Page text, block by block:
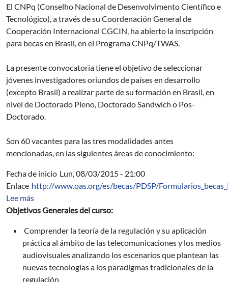
El CNPq (Conselho Nacional de Desenvolvimento Científico e
Tecnológico), a través de su Coordenación General de
Cooperación Internacional CGCIN, ha abierto la inscripción
para becas en Brasil, en el Programa CNPq/TWAS.
La presente convocatoria tiene el objetivo de seleccionar
jóvenes investigadores oriundos de países en desarrollo
(excepto Brasil) a realizar parte de su formación en Brasil, en
nivel de Doctorado Pleno, Doctorado Sandwich o Pos-
Doctorado.
Son 60 vacantes para las tres modalidades antes
mencionadas, en las siguientes áreas de conocimiento:
Fecha de inicio Lun, 08/03/2015 - 21:00
Enlace http://www.oas.org/es/becas/PDSP/
Lee mássobre Regulación de las Telecomunicaciones y Medios
Objetivos Generales del curso:
Comprender la teoría de la regulación y su aplicación
práctica al ámbito de las telecomunicaciones y los medios
audiovisuales analizando los escenarios que plantean las
nuevas tecnologías a los paradigmas tradicionales de la
regulación